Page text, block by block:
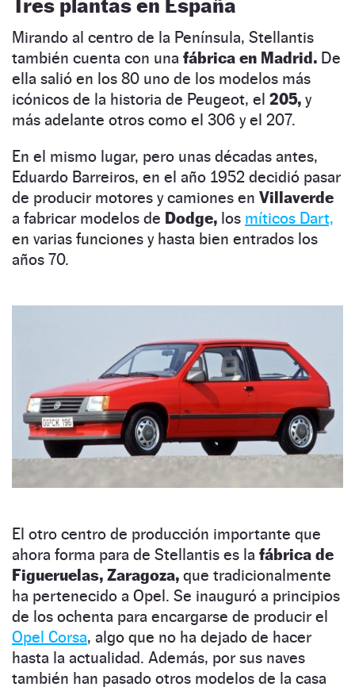
Tres plantas en España
Mirando al centro de la Península, Stellantis
también cuenta con una fábrica en Madrid. De
ella salió en los 80 uno de los modelos más
icónicos de la historia de Peugeot, el 205, y
más adelante otros como el 306 y el 207.
En el mismo lugar, pero unas décadas antes,
Eduardo Barreiros, en el año 1952 decidió pasar
de producir motores y camiones en Villaverde
a fabricar modelos de Dodge, los míticos Dart,
en varias funciones y hasta bien entrados los
años 70.
El otro centro de producción importante que
ahora forma para de Stellantis es la fábrica de
Figueruelas, Zaragoza, que tradicionalmente
ha pertenecido a Opel. Se inauguró a principios
de los ochenta para encargarse de producir el
Opel Corsa, algo que no ha dejado de hacer
hasta la actualidad. Además, por sus naves
también han pasado otros modelos de la casa